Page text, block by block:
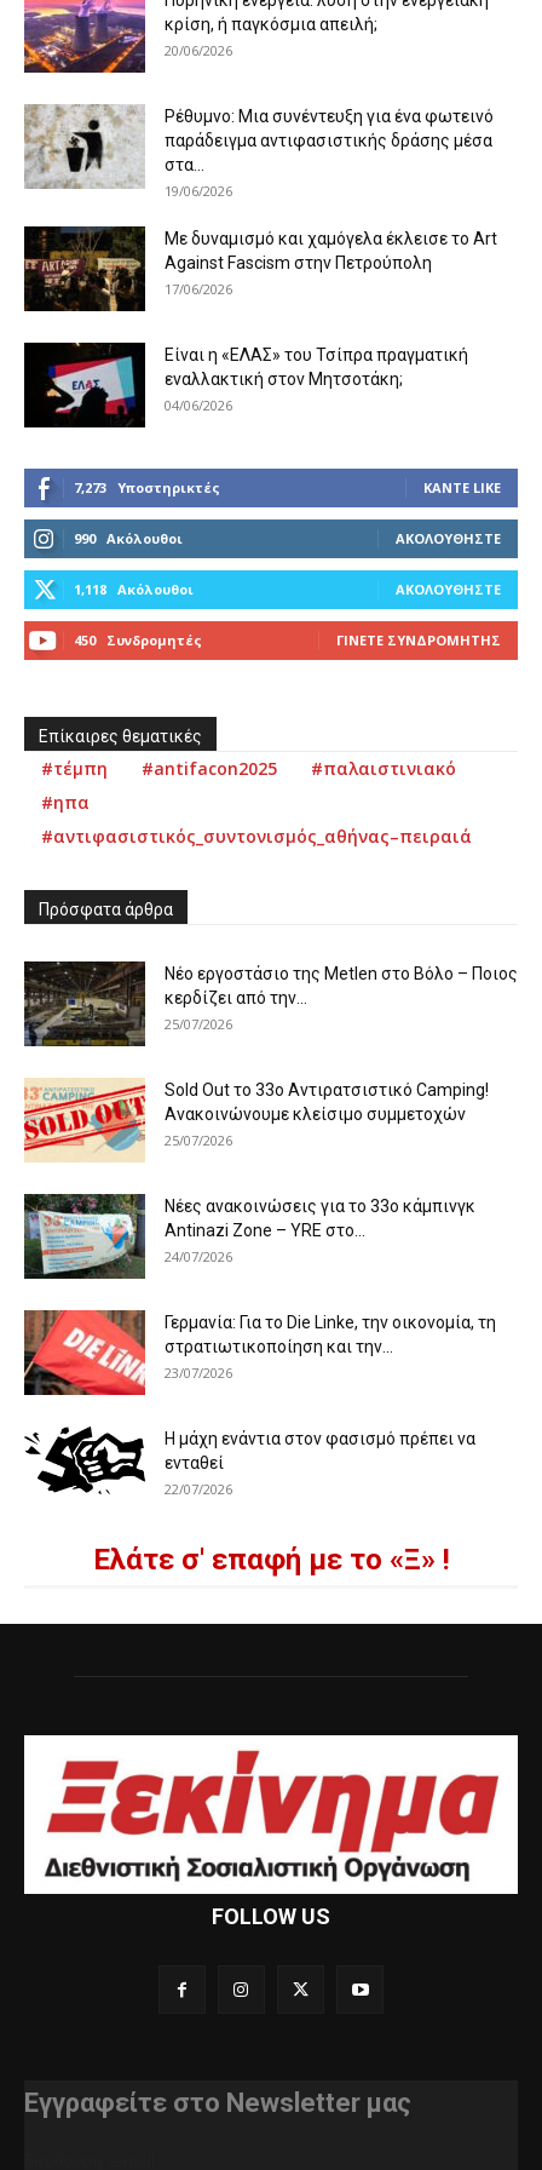
κρίση, ή παγκόσμια απειλή;
20/06/2026
Ρέθυμνο: Μια συνέντευξη για ένα φωτεινό
παράδειγμα αντιφασιστικής δράσης μέσα
στα...
19/06/2026
Με δυναμισμό και χαμόγελα έκλεισε το Art
Against Fascism στην Πετρούπολη
17/06/2026
Είναι η «ΕΛΑΣ» του Τσίπρα πραγματική
εναλλακτική στον Μητσοτάκη;
04/06/2026
7,273 Υποστηρικτές ΚΆΝΤΕ LIKE
990 Ακόλουθοι ΑΚΟΛΟΥΘΉΣΤΕ
1,118 Ακόλουθοι ΑΚΟΛΟΥΘΉΣΤΕ
450 Συνδρομητές ΓΊΝΕΤΕ ΣΥΝΔΡΟΜΗΤΉΣ
Επίκαιρες θεματικές
#τέμπη #antifacon2025
#παλαιστινιακό
#ηπα
#αντιφασιστικός_συντονισμός_αθήνας–πειραιά
Πρόσφατα άρθρα
Νέο εργοστάσιο της Metlen στο Βόλο – Ποιος
κερδίζει από την...
25/07/2026
Sold Out το 33ο Αντιρατσιστικό Camping!
Ανακοινώνουμε κλείσιμο συμμετοχών
25/07/2026
Νέες ανακοινώσεις για το 33ο κάμπινγκ
Antinazi Zone – YRE στο...
24/07/2026
Γερμανία: Για το Die Linke, την οικονομία, τη
στρατιωτικοποίηση και την...
23/07/2026
Η μάχη ενάντια στον φασισμό πρέπει να
ενταθεί
22/07/2026
Ελάτε σ' επαφή με το «Ξ» !
FOLLOW US
Εγγραφείτε στο Newsletter μας